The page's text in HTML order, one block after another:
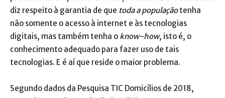
diz respeito à garantia de que toda a populaçãotenha
não somente o acesso à internet e às tecnologias
digitais, mas também tenha o know-how, isto é, o
conhecimento adequado para fazer uso de tais
tecnologias. E é aí que reside o maior problema.
Segundo dados da Pesquisa TIC Domicílios de 2018,